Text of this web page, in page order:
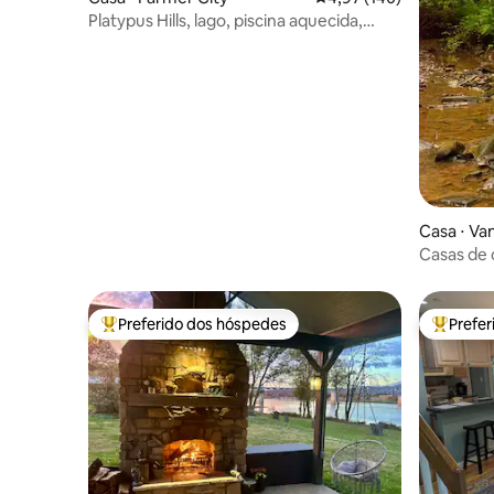
Platypus Hills, lago, piscina aquecida,
Casa ⋅
Casas
Entre os melhores preferidos dos hóspedes
Preferido dos hóspedes Entre os